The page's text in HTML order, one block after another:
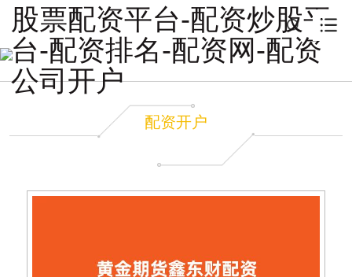
股票配资平台-配资炒股平
台-配资排名-配资网-配资
公司开户
配资开户